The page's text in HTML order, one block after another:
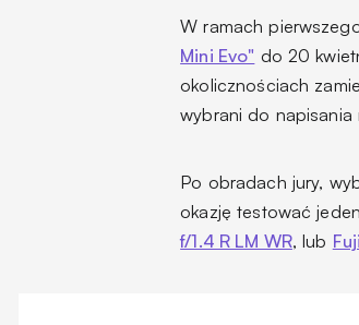
W ramach
Mini Evo" do 20
okolicznościach
wybrani do napisania
Po obradach jury,
okazję testować
f/1.4 R LM WR, lub